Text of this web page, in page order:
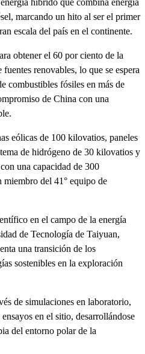
marcando un hito al ser el primer
escala del país en el continente.
obtener el 60 por ciento de la
renovables, lo que se espera
combustibles fósiles en más de
de China con una
eólicas de 100 kilovatios, paneles
de hidrógeno de 30 kilovatios y
una capacidad de 300
del 41° equipo de
en el campo de la energía
de Tecnología de Taiyuan,
una transición de los
sostenibles en la exploración
de simulaciones en laboratorio,
en el sitio, desarrollándose
del entorno polar de la